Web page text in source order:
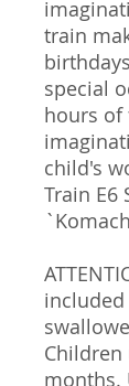
train
special
hours of
child's
Train E6
Children
months.